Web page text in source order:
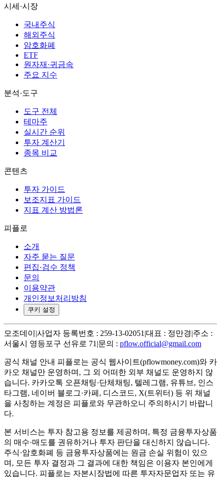
시세·시장
국내주식
해외주식
암호화폐
ETF
원자재·귀금속
주요 지수
분석·도구
도구 전체
테마주
실시간 순위
투자 계산기
종목 비교
콘텐츠
투자 가이드
보조지표 가이드
지표 계산 방법론
피플로
소개
자주 묻는 질문
편집·검수 정책
문의
이용약관
개인정보처리방침
쿠키 설정
모조데이 |사업자 등록번호 : 259-13-02051 |대표 : 정만경|주소 :
서울시 영등포구 선유로 71 |문의 : pflow.official@gmail.com
공식 채널 안내 피플로는 공식 웹사이트(pflowmoney.com)와 카
카오 채널만 운영하며, 그 외 어떠한 외부 채널도 운영하지 않
습니다. 카카오톡 오픈채팅·단체채팅, 텔레그램, 유튜브, 인스
타그램, 네이버 블로그·카페, 디스코드, X(트위터) 등 위 채널
을 사칭하는 계정은 피플로와 무관하오니 주의하시기 바랍니
다.
본 서비스는 투자 참고용 정보를 제공하며, 특정 금융투자상품
의 매수·매도를 권유하거나 투자 판단을 대신하지 않습니다.
주식·암호화폐 등 금융투자상품에는 원금 손실 위험이 있으
며, 모든 투자 결정과 그 결과에 대한 책임은 이용자 본인에게
있습니다. 피플로는 자본시장법에 따른 투자자문업자 또는 유